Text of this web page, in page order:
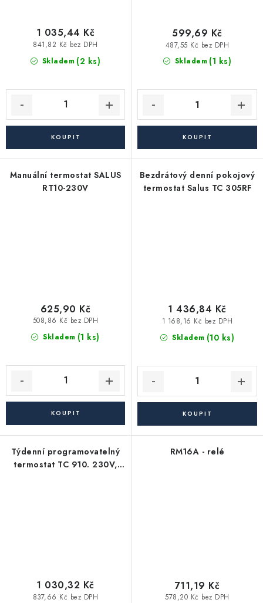
Skladem (2 ks)
841,82 Kč bez DPH
1 035,44 Kč
Skladem (1 ks)
487,55 Kč bez DPH
599,69 Kč
Manuální termostat SALUS
RT10-230V
Skladem (1 ks)
508,86 Kč bez DPH
625,90 Kč
Bezdrátový denní pokojový
termostat Salus TC 305RF
Skladem (10 ks)
1 168,16 Kč bez DPH
1 436,84 Kč
Týdenní programovatelný
termostat TC 910. 230V,
837,66 Kč bez DPH
1 030,32 Kč
RM16A - relé
578,20 Kč bez DPH
711,19 Kč